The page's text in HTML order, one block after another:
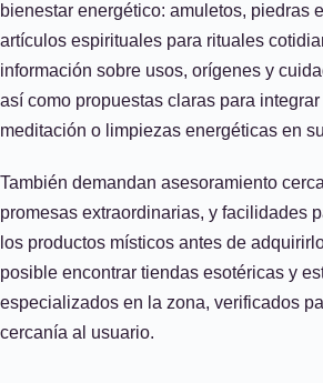
bienestar energético: amuletos, piedras
artículos espirituales para rituales
información sobre usos, orígenes y
así como propuestas claras para
meditación o limpiezas energéticas en
También demandan asesoramiento
promesas extraordinarias, y facilidades
los productos místicos antes de
posible encontrar tiendas esotéricas y
especializados en la zona, verificados
cercanía al usuario.